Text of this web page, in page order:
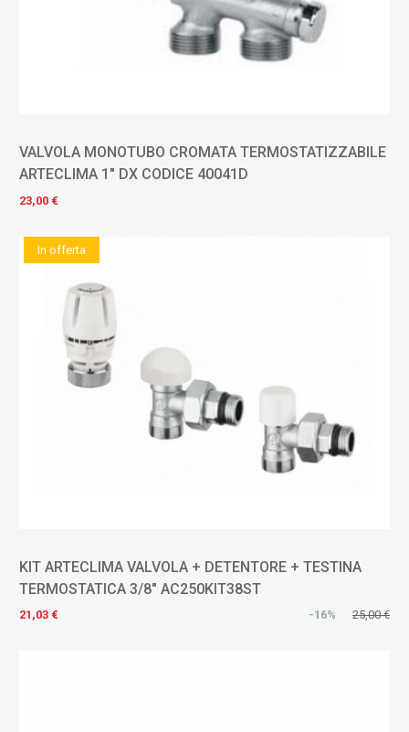
VALVOLA MONOTUBO CROMATA TERMOSTATIZZABILE
ARTECLIMA 1" DX CODICE 40041D
23,00 €
In offerta
KIT ARTECLIMA VALVOLA + DETENTORE + TESTINA
TERMOSTATICA 3/8" AC250KIT38ST
21,03 € -16% 25,00 €